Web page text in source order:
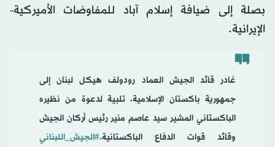
بصلة إلى ضيافة إسلام آباد للمفاوضات الأميركية-
الإيرانية.
غادر قائد الجيش العماد رودولف هيكل لبنان إلى
جمهورية باكستان الإسلامية، تلبية لدعوة من نظيره
الباكستاني المشير سيد عاصم منير رئيس أركان الجيش
وقائد قوات الدفاع الباكستانية.#الجيش_اللبناني